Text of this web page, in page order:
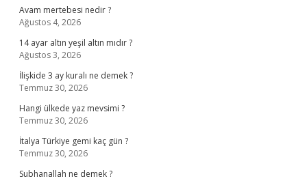
Avam mertebesi nedir ?
Ağustos 4, 2026
14 ayar altın yeşil altın mıdır ?
Ağustos 3, 2026
İlişkide 3 ay kuralı ne demek ?
Temmuz 30, 2026
Hangi ülkede yaz mevsimi ?
Temmuz 30, 2026
İtalya Türkiye gemi kaç gün ?
Temmuz 30, 2026
Subhanallah ne demek ?